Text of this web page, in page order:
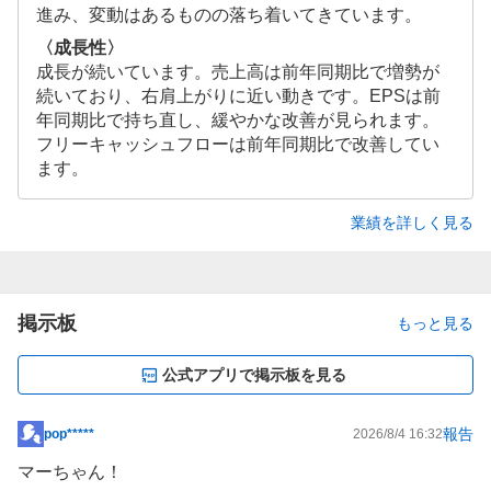
進み、変動はあるものの落ち着いてきています。
〈成長性〉
成長が続いています。売上高は前年同期比で増勢が
続いており、右肩上がりに近い動きです。EPSは前
年同期比で持ち直し、緩やかな改善が見られます。
フリーキャッシュフローは前年同期比で改善してい
ます。
業績を詳しく見る
掲示板 もっと見る
公式アプリで掲示板を見る
掲
示
pop***** 2026/8/4 16:32報告
マーちゃん！